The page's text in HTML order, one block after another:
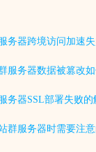
务器跨境访问加速
服务器数据被篡改
务器SSL部署失败的
群服务器时需要注